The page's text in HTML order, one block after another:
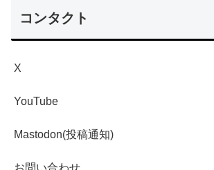
コンタクト
X
YouTube
Mastodon(投稿通知)